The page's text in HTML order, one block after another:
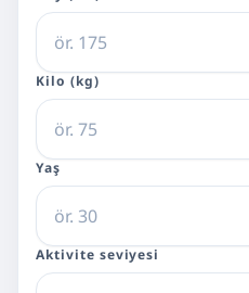
Kilo (kg)
Yaş
Aktivite seviyesi